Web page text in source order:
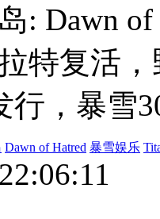
: Dawn
特复活
行，暴雪
Dawn of Hatred 暴雪娱乐